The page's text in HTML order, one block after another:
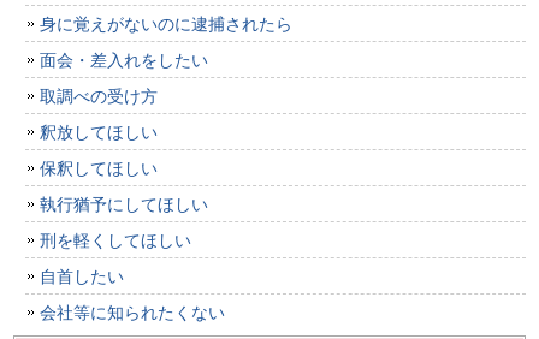
身に覚えがないのに逮捕されたら
面会・差入れをしたい
取調べの受け方
釈放してほしい
保釈してほしい
執行猶予にしてほしい
刑を軽くしてほしい
自首したい
会社等に知られたくない